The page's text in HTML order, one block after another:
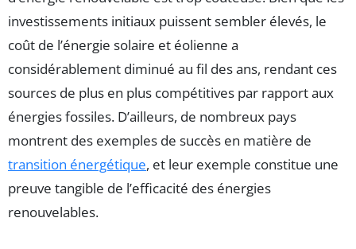
investissements initiaux puissent sembler élevés, le
coût de l’énergie solaire et éolienne a
considérablement diminué au fil des ans, rendant ces
sources de plus en plus compétitives par rapport aux
énergies fossiles. D’ailleurs, de nombreux pays
montrent des exemples de succès en matière de
transition énergétique, et leur exemple constitue une
preuve tangible de l’efficacité des énergies
renouvelables.